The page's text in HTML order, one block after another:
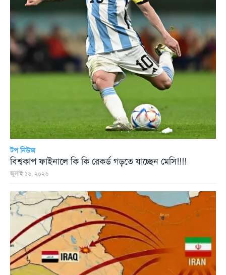
টপ নিউজ
বিশ্বকাপ ফাইনালে কি কি রেকর্ড গড়তে যাচ্ছেন মেসি!!!!
জুলাই ১৬, ২০২৬